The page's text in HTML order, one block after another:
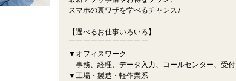
スマホの裏ワザを学べるチャンス♪
【選べるお仕事いろいろ】
￣￣￣￣￣￣￣￣￣￣￣
▼オフィスワーク
事務、経理、データ入力、コールセンター、受付
▼工場・製造・軽作業系